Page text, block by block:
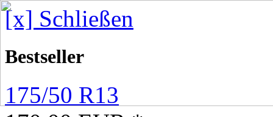
[x] Schließen
Bestseller
175/50 R13